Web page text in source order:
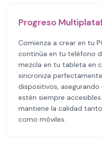
Progreso
Comienza a crear en tu
continúa en tu teléfono
mezcla en tu tableta en
sincroniza
dispositivos,
estén siempre
mantiene la calidad
como móviles.